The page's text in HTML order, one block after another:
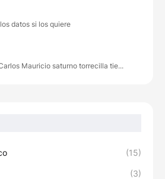
datos si los quiere
Mauricio saturno torrecilla tie...
(15)
(3)